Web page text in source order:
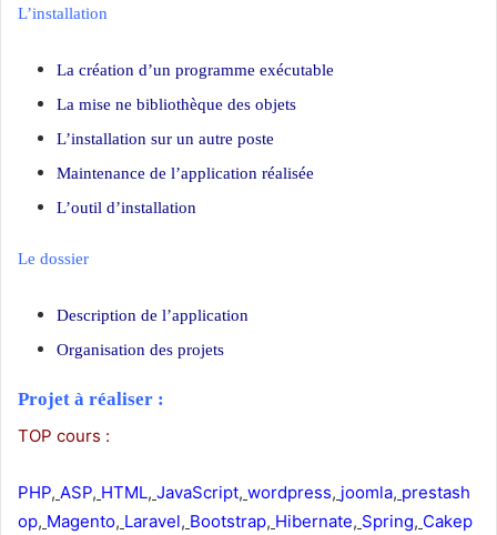
L’installation
La création d’un programme exécutable
La mise ne bibliothèque des objets
L’installation sur un autre poste
Maintenance de l’application réalisée
L’outil d’installation
Le dossier
Description de l’application
Organisation des projets
Projet à réaliser :
TOP cours :
PHP, ASP, HTML, JavaScript, wordpress, joomla, prestash
op, Magento, Laravel, Bootstrap, Hibernate, Spring, Cakep